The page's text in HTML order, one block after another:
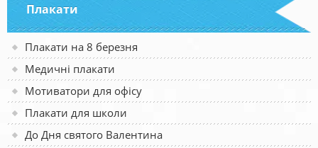
Плакати
Плакати на 8 березня
Медичні плакати
Мотиватори для офісу
Плакати для школи
До Дня святого Валентина